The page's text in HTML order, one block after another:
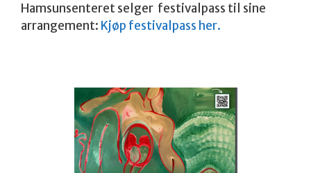
Hamsunsenteret selger festivalpass til sine
arrangement: Kjøp festivalpass her.